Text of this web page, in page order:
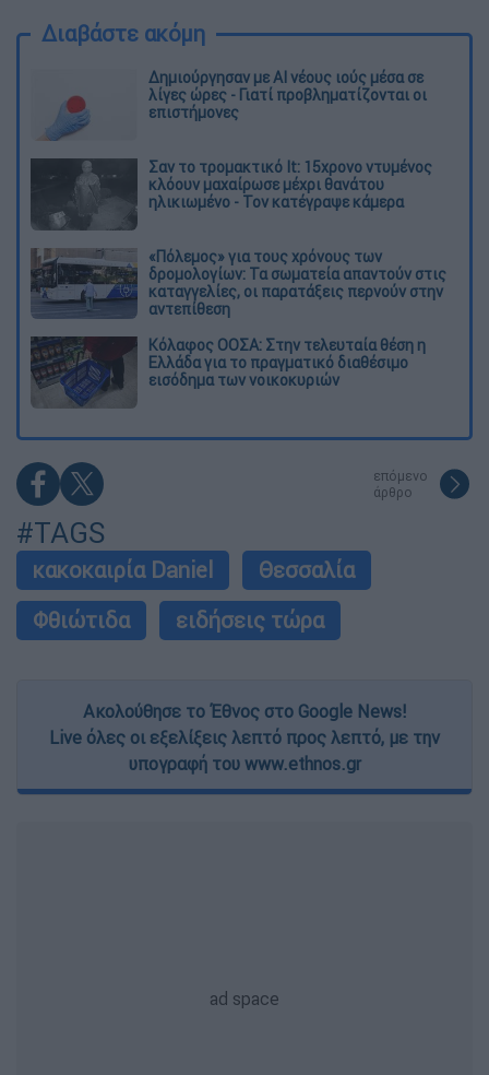
Διαβάστε ακόμη
Δημιούργησαν με AI νέους ιούς μέσα σε
λίγες ώρες - Γιατί προβληματίζονται οι
επιστήμονες
Σαν το τρομακτικό It: 15χρονο ντυμένος
κλόουν μαχαίρωσε μέχρι θανάτου
ηλικιωμένο - Τον κατέγραψε κάμερα
«Πόλεμος» για τους χρόνους των
δρομολογίων: Τα σωματεία απαντούν στις
καταγγελίες, οι παρατάξεις περνούν στην
αντεπίθεση
Κόλαφος ΟΟΣΑ: Στην τελευταία θέση η
Ελλάδα για το πραγματικό διαθέσιμο
εισόδημα των νοικοκυριών
επόμενο
άρθρο
#TAGS
κακοκαιρία Daniel
Θεσσαλία
Φθιώτιδα
ειδήσεις τώρα
Ακολούθησε το Έθνος στο Google News!
Live όλες οι εξελίξεις λεπτό προς λεπτό, με την
υπογραφή του www.ethnos.gr